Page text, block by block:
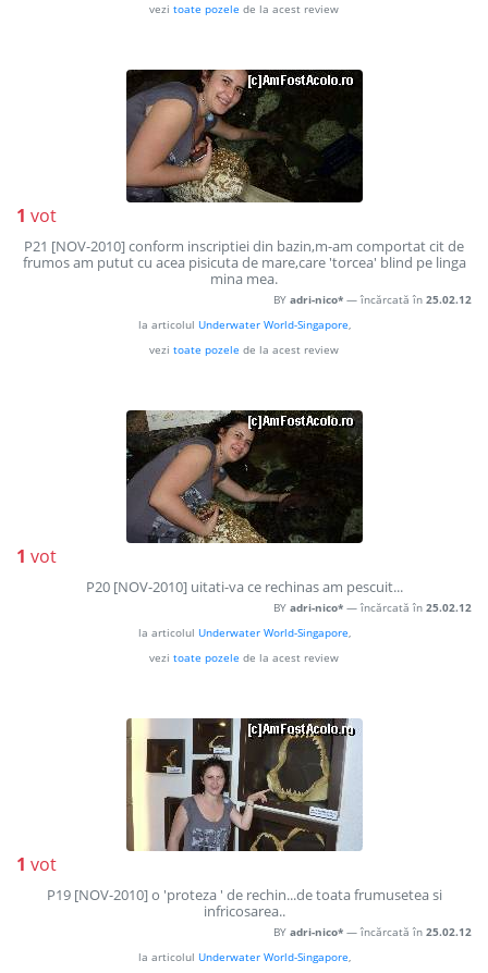
vezi toate pozele de la acest review
1 vot
P21 [NOV-2010] conform inscriptiei din bazin,m-am comportat cit de
frumos am putut cu acea pisicuta de mare,care 'torcea' blind pe linga
mina mea.
BY adri-nico* — încărcată în 25.02.12
la articolul Underwater World-Singapore,
vezi toate pozele de la acest review
1 vot
P20 [NOV-2010] uitati-va ce rechinas am pescuit...
BY adri-nico* — încărcată în 25.02.12
la articolul Underwater World-Singapore,
vezi toate pozele de la acest review
1 vot
P19 [NOV-2010] o 'proteza ' de rechin...de toata frumusetea si
infricosarea..
BY adri-nico* — încărcată în 25.02.12
la articolul Underwater World-Singapore,